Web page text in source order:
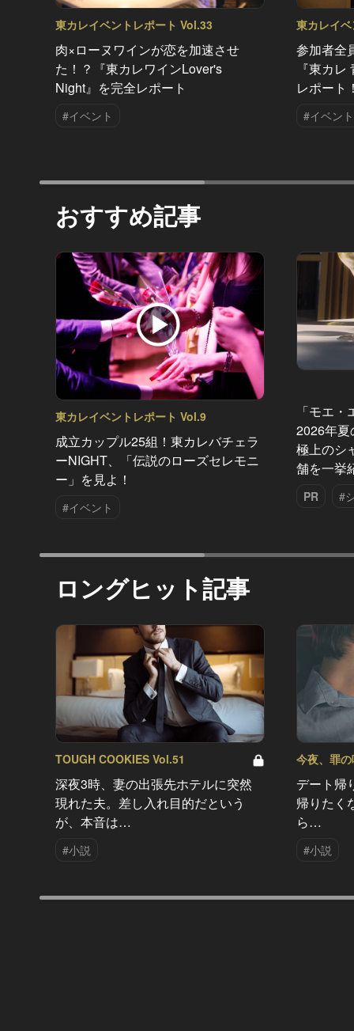
東カレイベントレポート Vol.33
肉×ローヌワインが恋を加速させ
た！？『東カレワインLover's
Night』を完全レポート
#イベント
東カレイ
参加者全
『東カ
レポート
#イベント
おすすめ記事
東カレイベントレポート Vol.9
成立カップル25組！東カレバチェラ
ーNIGHT、「伝説のローズセレモニ
ー」を見よ！
#イベント
「モエ
2026年夏
極上のシ
舗を一挙
PR #
ロングヒット記事
TOUGH COOKIES Vol.51
深夜3時、妻の出張先ホテルに突然
現れた夫。差し入れ目的だという
が、本音は…
#小説
今夜、罪
デート帰
帰りたく
ら…
#小説